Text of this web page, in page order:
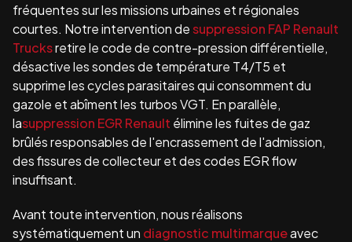
fréquentes sur les missions urbaines et régionales
courtes. Notre intervention desuppression FAP Renault
Trucksretire le code de contre-pression différentielle,
désactive les sondes de température T4/T5 et
supprime les cycles parasitaires qui consomment du
gazole et abîment les turbos VGT. En parallèle,
lasuppression EGR Renault élimine les fuites de gaz
brûlés responsables de l'encrassement de l'admission,
des fissures de collecteur et des codes EGR flow
insuffisant.
Avant toute intervention, nous réalisons
systématiquement un diagnostic multimarqueavec